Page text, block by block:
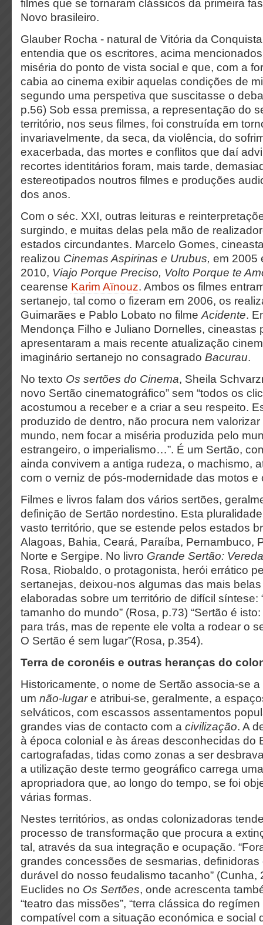
filmes que se tornaram clássicos da primeira
Novo brasileiro.
Glauber Rocha - natural de Vitória da
entendia que os escritores, acima
miséria do ponto de vista social e que, com a
cabia ao cinema exibir aquelas condições de
segundo uma perspetiva que suscitasse o
p.56) Sob essa premissa, a representação do
território, nos seus filmes, foi construída em
invariavelmente, da seca, da violência, do
exacerbada, das mortes e conflitos que daí
recortes identitários foram, mais tarde,
estereotipados noutros filmes e produções
dos anos.
Com o séc. XXI, outras leituras e
surgindo, e muitas delas pela mão de
estados circundantes. Marcelo Gomes,
realizou Cinemas Aspirinas e Urubus, em 2005
2010, Viajo Porque Preciso, Volto Porque te
cearense Karim Aïnouz. Ambos os filmes
sertanejo, tal como o fizeram em 2006, os
Guimarães e Pablo Lobato no filme Acidente.
Mendonça Filho e Juliano Dornelles, cineastas
apresentaram a mais recente atualização
imaginário sertanejo no consagrado Bacurau.
No texto Os sertões do Cinema, Sheila
novo Sertão cinematográfico” sem “todos os
acostumou a receber e a criar a seu respeito.
produzido de dentro, não procura nem
mundo, nem focar a miséria produzida pelo
estrangeiro, o imperialismo…”. É um Sertão,
ainda convivem a antiga rudeza, o machismo,
com o verniz de pós-modernidade das motos
Filmes e livros falam dos vários sertões,
definição de Sertão nordestino. Esta
vasto território, que se estende pelos estados
Alagoas, Bahia, Ceará, Paraíba, Pernambuco,
Norte e Sergipe. No livro Grande Sertão:
Rosa, Riobaldo, o protagonista, herói errático
sertanejas, deixou-nos algumas das mais
elaboradas sobre um território de difícil síntese:
tamanho do mundo” (Rosa, p.73) “Sertão é
para trás, mas de repente ele volta a rodear o
O Sertão é sem lugar”(Rosa, p.354).
Terra de coronéis e outras heranças do
Historicamente, o nome de Sertão associa-se
um não-lugare atribui-se, geralmente, a
selváticos, com escassos assentamentos
grandes vias de contacto com a civilização. A
à época colonial e às áreas desconhecidas do
cartografadas, tidas como zonas a ser
a utilização deste termo geográfico carrega
apropriadora que, ao longo do tempo, se foi
várias formas.
Nestes territórios, as ondas colonizadoras
processo de transformação que procura a
tal, através da sua integração e ocupação.
grandes concessões de sesmarias, definidoras
durável do nosso feudalismo tacanho” (Cunha,
Euclides no Os Sertões, onde acrescenta
“teatro das missões”, “terra clássica do
compatível com a situação económica e social